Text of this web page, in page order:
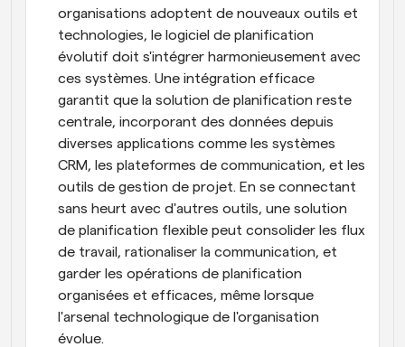
organisations adoptent de nouveaux outils et
technologies, le logiciel de planification
évolutif doit s'intégrer harmonieusement avec
ces systèmes. Une intégration efficace
garantit que la solution de planification reste
centrale, incorporant des données depuis
diverses applications comme les systèmes
CRM, les plateformes de communication, et les
outils de gestion de projet. En se connectant
sans heurt avec d'autres outils, une solution
de planification flexible peut consolider les flux
de travail, rationaliser la communication, et
garder les opérations de planification
organisées et efficaces, même lorsque
l'arsenal technologique de l'organisation
évolue.